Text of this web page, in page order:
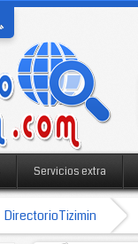
Servicios extra
DirectorioTizimin